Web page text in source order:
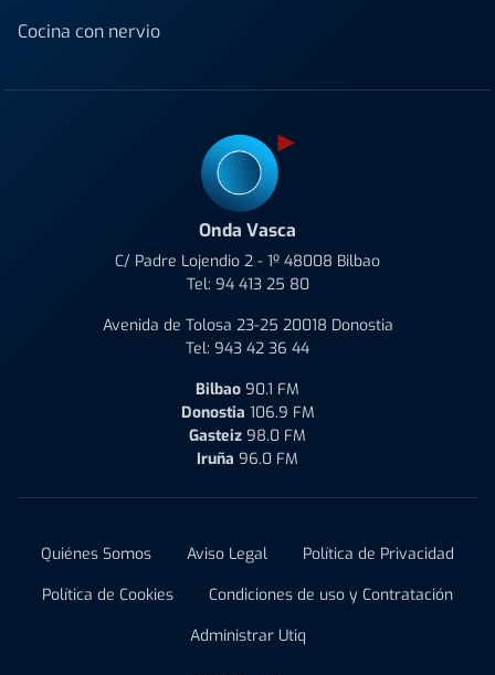
Cocina con nervio
Onda Vasca
C/ Padre Lojendio 2 - 1º 48008 Bilbao
Tel: 94 413 25 80
Avenida de Tolosa 23-25 20018 Donostia
Tel: 943 42 36 44
Bilbao 90.1 FM
Donostia 106.9 FM
Gasteiz 98.0 FM
Iruña 96.0 FM
Quiénes Somos Aviso Legal
Política de Privacidad
Política de Cookies
Condiciones de uso y Contratación
Administrar Utiq